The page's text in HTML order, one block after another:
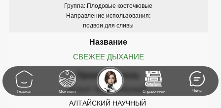
Группа: Плодовые косточковые
Направление использования:
подвои для сливы
СВЕЖЕЕ ДЫХАНИЕ
ФГБНУ 'ФЕДЕРАЛЬНЫЙ
АЛТАЙСКИЙ НАУЧНЫЙ
Главная Мои поля Справочники Чаты